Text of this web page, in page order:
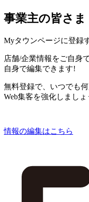
事業主の皆さま
Myタウンページに登録
店舗/企業情報をご自身
自身で編集できます!
無料登録で、いつでも
Web集客を強化しましょ
情報の編集はこちら